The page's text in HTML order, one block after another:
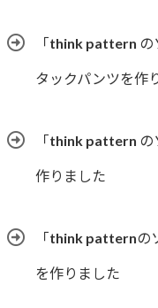
「think pattern
タックパンツを作
「think pattern
作りました
「think patternの
を作りました